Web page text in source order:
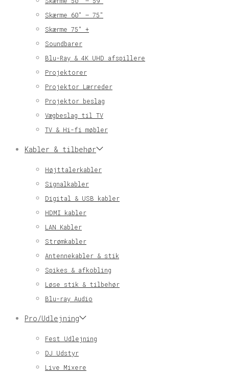
Skærme 60″ – 75″
Skærme 75″ +
Soundbarer
Blu-Ray & 4K UHD afspillere
Projektorer
Projektor Lærreder
Projektor beslag
Vægbeslag til TV
TV & Hi-fi møbler
Kabler & tilbehør
Højttalerkabler
Signalkabler
Digital & USB kabler
HDMI kabler
LAN Kabler
Strømkabler
Antennekabler & stik
Spikes & afkobling
Løse stik & tilbehør
Blu-ray Audio
Pro/Udlejning
Fest Udlejning
DJ Udstyr
Live Mixere